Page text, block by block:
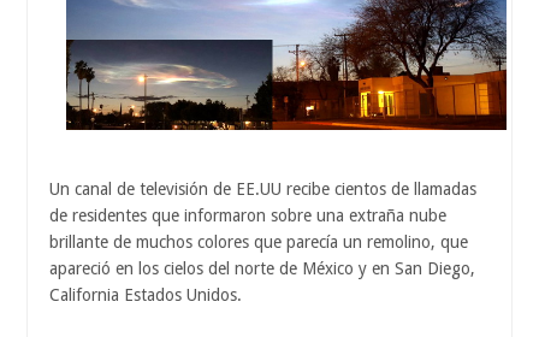
Un canal de televisión de EE.UU recibe cientos de llamadas
de residentes que informaron sobre una extraña nube
brillante de muchos colores que parecía un remolino, que
apareció en los cielos del norte de México y en San Diego,
California Estados Unidos.